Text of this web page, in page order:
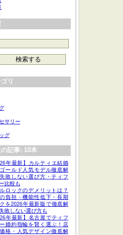
リ
サリー
グ
記事: 10本
年最新】カルティエ結婚
ールド人気モデル徹底解
敗しない選び方・ティフ
比較も
ロックのデメリットは？
負担・機能性低下・長期
を2026年最新版で徹底解
敗しない選び方も
年最新】名古屋でティフ
婚約指輪を賢く選ぶ！店
格・人気デザイン徹底解